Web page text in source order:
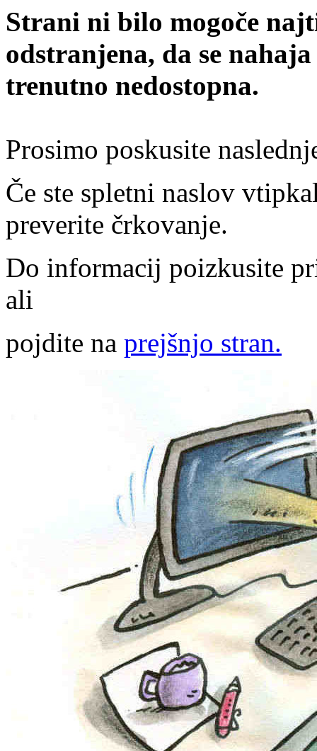
Strani ni bilo mogoče
odstranjena, da se
trenutno nedostopna.
Prosimo poskusite
Če ste spletni naslov
preverite črkovanje.
Do informacij poizkusite
ali
pojdite na prejšnjo stran.